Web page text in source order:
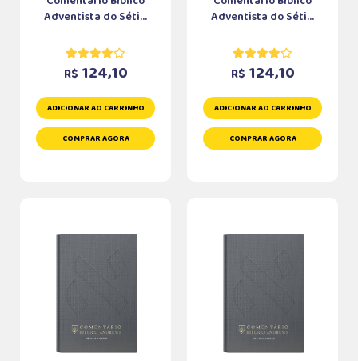
Adventista do Séti...
R$ 124,10
ADICIONAR AO CARRINHO
COMPRAR AGORA
Adventista do Séti...
R$ 124,10
ADICIONAR AO CARRINHO
COMPRAR AGORA